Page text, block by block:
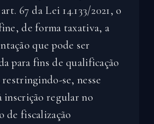
67 da Lei 14.133/2021, o
de forma taxativa, a
que pode ser
para fins de qualificação
se, nesse
inscrição regular no
de fiscalização